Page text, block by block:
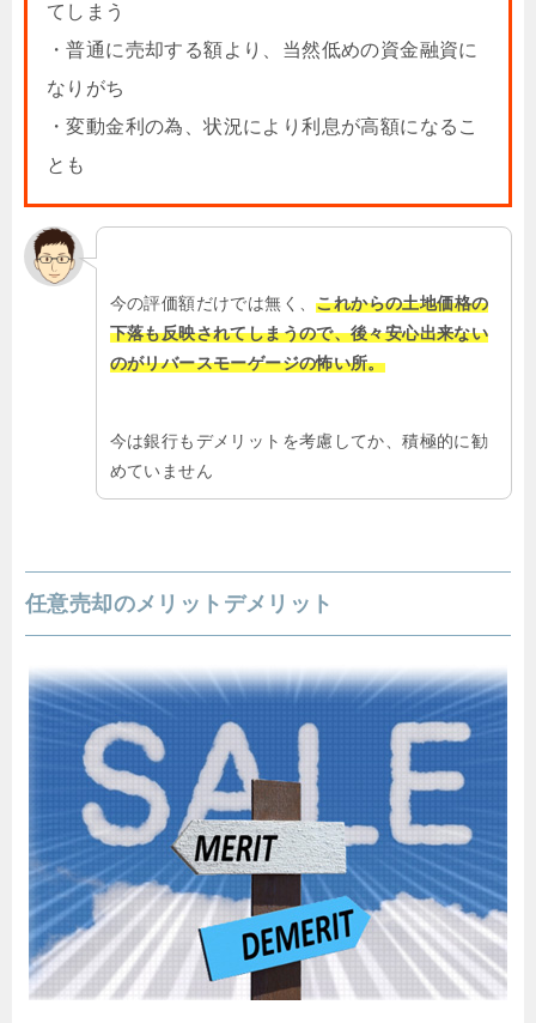
てしまう
・普通に売却する額より、当然低めの資金融資に
なりがち
・変動金利の為、状況により利息が高額になるこ
とも
今の評価額だけでは無く、これからの土地価格の
下落も反映されてしまうので、後々安心出来ない
のがリバースモーゲージの怖い所。
今は銀行もデメリットを考慮してか、積極的に勧
めていません
任意売却のメリットデメリット